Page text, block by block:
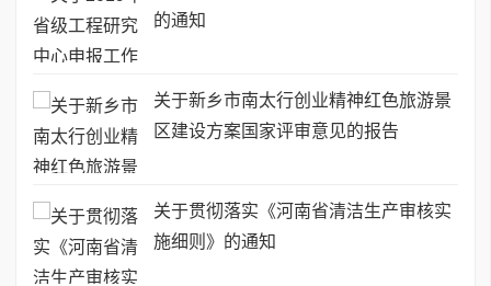
的通知
关于新乡市南太行创业精神红色旅游景
区建设方案国家评审意见的报告
关于贯彻落实《河南省清洁生产审核实
施细则》的通知